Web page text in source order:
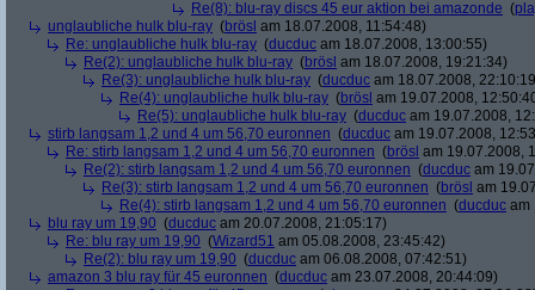
Re(8): blu-ray discs 45 eur aktion bei amazonde (
unglaubliche hulk blu-ray (brösl am 18.07.2008, 11:54:48)
Re: unglaubliche hulk blu-ray (ducduc am 18.07.2008, 13:00:55)
Re(2): unglaubliche hulk blu-ray (brösl am 18.07.2008, 19:21:34)
Re(3): unglaubliche hulk blu-ray (ducduc am 18.07.2008,
Re(4): unglaubliche hulk blu-ray (brösl am 19.07.2008,
Re(5): unglaubliche hulk blu-ray (ducduc am 19.07.2008,
stirb langsam 1,2 und 4 um 56,70 euronnen (ducduc am 19.07.2008,
Re: stirb langsam 1,2 und 4 um 56,70 euronnen (brösl am 19.07.2008,
Re(2): stirb langsam 1,2 und 4 um 56,70 euronnen (ducduc am
Re(3): stirb langsam 1,2 und 4 um 56,70 euronnen (brösl am
Re(4): stirb langsam 1,2 und 4 um 56,70 euronnen (ducduc am
blu ray um 19,90 (ducduc am 20.07.2008, 21:05:17)
Re: blu ray um 19,90 (Wizard51 am 05.08.2008, 23:45:42)
Re(2): blu ray um 19,90 (ducduc am 06.08.2008, 07:42:51)
amazon 3 blu ray für 45 euronnen (ducduc am 23.07.2008, 20:44:09)